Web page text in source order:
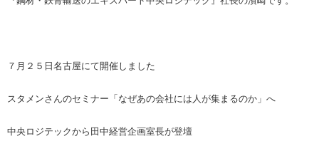
７月２５日名古屋にて開催しました
スタメンさんのセミナー「なぜあの会社には人が集まるのか」へ
中央ロジテックから田中経営企画室長が登壇